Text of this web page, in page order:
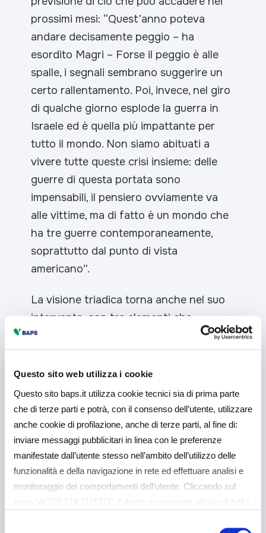
Questo sito web utilizza i cookie
Questo sito baps.it utilizza cookie tecnici sia di prima parte
che di terze parti e potrà, con il consenso dell’utente, utilizzare
anche cookie di profilazione, anche di terze parti, al fine di:
inviare messaggi pubblicitari in linea con le preferenze
manifestate dall’utente stesso nell’ambito dell’utilizzo delle
funzionalità e della navigazione in rete ed effettuare analisi e
monitoraggio dei comportamenti dell’utente. Cliccando sul
prossimi mesi: “Quest’anno poteva
andare decisamente peggio – ha
esordito Magri – Forse il peggio è alle
spalle, i segnali sembrano suggerire un
certo rallentamento. Poi, invece, nel giro
di qualche giorno esplode la guerra in
Israele ed è quella più impattante per
tutto il mondo. Non siamo abituati a
vivere tutte queste crisi insieme: delle
guerre di questa portata sono
impensabili, il pensiero ovviamente va
alle vittime, ma di fatto è un mondo che
ha tre guerre contemporaneamente,
soprattutto dal punto di vista
americano”.
La visione triadica torna anche nel suo
intervento, con tre elementi che
contraddistinguono il nostro vivere
quotidiano, ossiail mondo della
geopolitica, dell’insicurezza e della
frammentazione.“Se per l’imprenditore
era fondamentale la regola ‘produrre a
poco prezzo, dovunque, e vendere a
prezzo elevato’, con la guerra ci siamo
resi conto che è il contrario, perché
ormai si cerca il prodotto più sicuro e
non più quello economico